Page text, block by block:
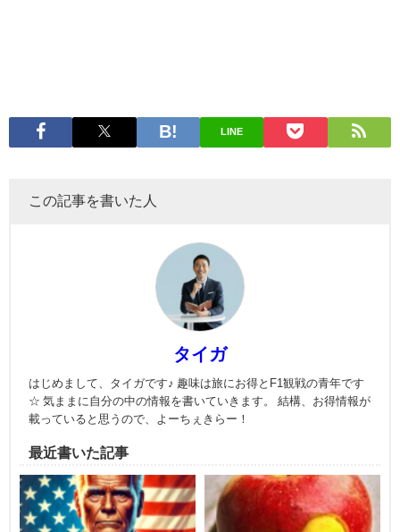
LINE
この記事を書いた人
タイガ
はじめまして、タイガです♪ 趣味は旅にお得とF1観戦の青年です
☆ 気ままに自分の中の情報を書いていきます。 結構、お得情報が
載っていると思うので、よーちぇきらー！
最近書いた記事